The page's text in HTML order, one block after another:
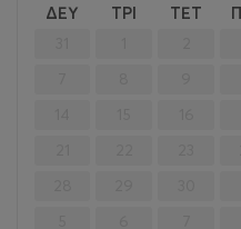
ΔΕΥ ΤΡΙ ΤΕΤ